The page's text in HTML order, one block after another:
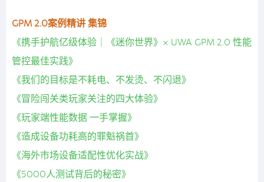
GPM 2.0案例精讲 集锦
《携手护航亿级体验｜《迷你世界》× UWA GPM 2.0 性能
管控最佳实践》
《我们的目标是不耗电、不发烫、不闪退》
《冒险闯关类玩家关注的四大体验》
《玩家端性能数据 一手掌握》
《造成设备功耗高的罪魁祸首》
《海外市场设备适配性优化实战》
《5000人测试背后的秘密》